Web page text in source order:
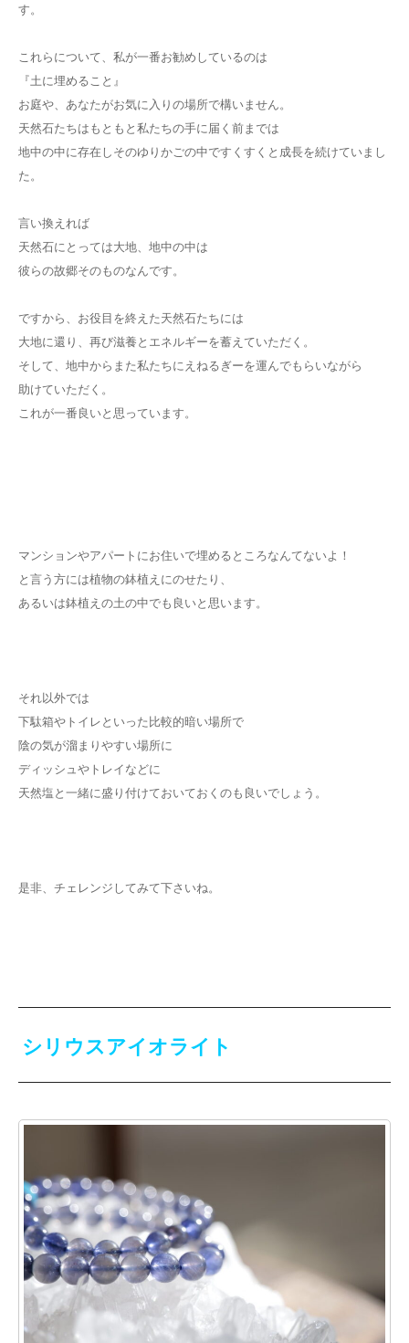
す。
これらについて、私が一番お勧めしているのは
『土に埋めること』
お庭や、あなたがお気に入りの場所で構いません。
天然石たちはもともと私たちの手に届く前までは
地中の中に存在しそのゆりかごの中ですくすくと成長を続けていまし
た。
言い換えれば
天然石にとっては大地、地中の中は
彼らの故郷そのものなんです。
ですから、お役目を終えた天然石たちには
大地に還り、再び滋養とエネルギーを蓄えていただく。
そして、地中からまた私たちにえねるぎーを運んでもらいながら
助けていただく。
これが一番良いと思っています。
マンションやアパートにお住いで埋めるところなんてないよ！
と言う方には植物の鉢植えにのせたり、
あるいは鉢植えの土の中でも良いと思います。
それ以外では
下駄箱やトイレといった比較的暗い場所で
陰の気が溜まりやすい場所に
ディッシュやトレイなどに
天然塩と一緒に盛り付けておいておくのも良いでしょう。
是非、チェレンジしてみて下さいね。
シリウスアイオライト